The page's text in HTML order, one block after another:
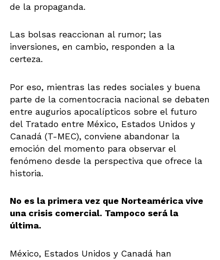
de la propaganda.
Las bolsas reaccionan al rumor; las
inversiones, en cambio, responden a la
certeza.
Por eso, mientras las redes sociales y buena
parte de la comentocracia nacional se debaten
entre augurios apocalípticos sobre el futuro
del Tratado entre México, Estados Unidos y
Canadá (T-MEC), conviene abandonar la
emoción del momento para observar el
fenómeno desde la perspectiva que ofrece la
historia.
No es la primera vez que Norteamérica vive
una crisis comercial. Tampoco será la
última.
México, Estados Unidos y Canadá han